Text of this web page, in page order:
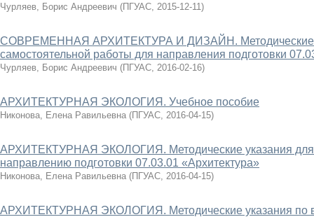
Чурляев, Борис Андреевич (ПГУАС, 2015-12-11)
СОВРЕМЕННАЯ АРХИТЕКТУРА И ДИЗАЙН. Методические
самостоятельной работы для направления подготовки
Чурляев, Борис Андреевич (ПГУАС, 2016-02-16)
АРХИТЕКТУРНАЯ ЭКОЛОГИЯ. Учебное пособие
Никонова, Елена Равильевна (ПГУАС, 2016-04-15)
АРХИТЕКТУРНАЯ ЭКОЛОГИЯ. Методические указания для
направлению подготовки 07.03.01 «Архитектура»
Никонова, Елена Равильевна (ПГУАС, 2016-04-15)
АРХИТЕКТУРНАЯ ЭКОЛОГИЯ. Методические указания по